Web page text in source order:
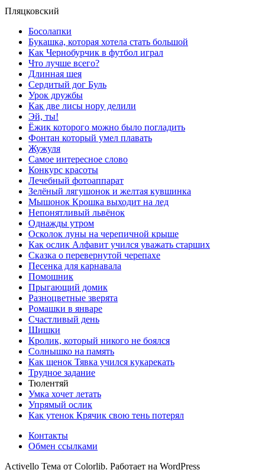
Пляцковский
Босолапки
Букашка, которая хотела стать большой
Как Чернобурчик в футбол играл
Что лучше всего?
Длинная шея
Сердитый дог Буль
Урок дружбы
Как две лисы нору делили
Эй, ты!
Ёжик которого можно было погладить
Фонтан который умел плавать
Жужуля
Самое интересное слово
Конкурс красоты
Лечебный фотоаппарат
Зелёный лягушонок и желтая кувшинка
Мышонок Крошка выходит на лед
Непонятливый львёнок
Однажды утром
Осколок луны на черепичной крыше
Как ослик Алфавит учился уважать старших
Сказка о перевернутой черепахе
Песенка для карнавала
Помошник
Прыгающий домик
Разноцветные зверята
Ромашки в январе
Счастливый день
Шишки
Кролик, который никого не боялся
Солнышко на память
Как щенок Тявка учился кукарекать
Трудное задание
Тюлентяй
Умка хочет летать
Упрямый ослик
Как утенок Крячик свою тень потерял
Контакты
Обмен ссылками
Activello Тема от Colorlib. Работает на WordPress